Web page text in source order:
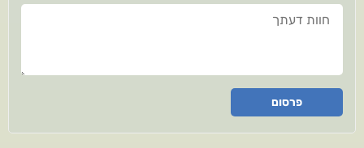
חוות דעתך
פרסום